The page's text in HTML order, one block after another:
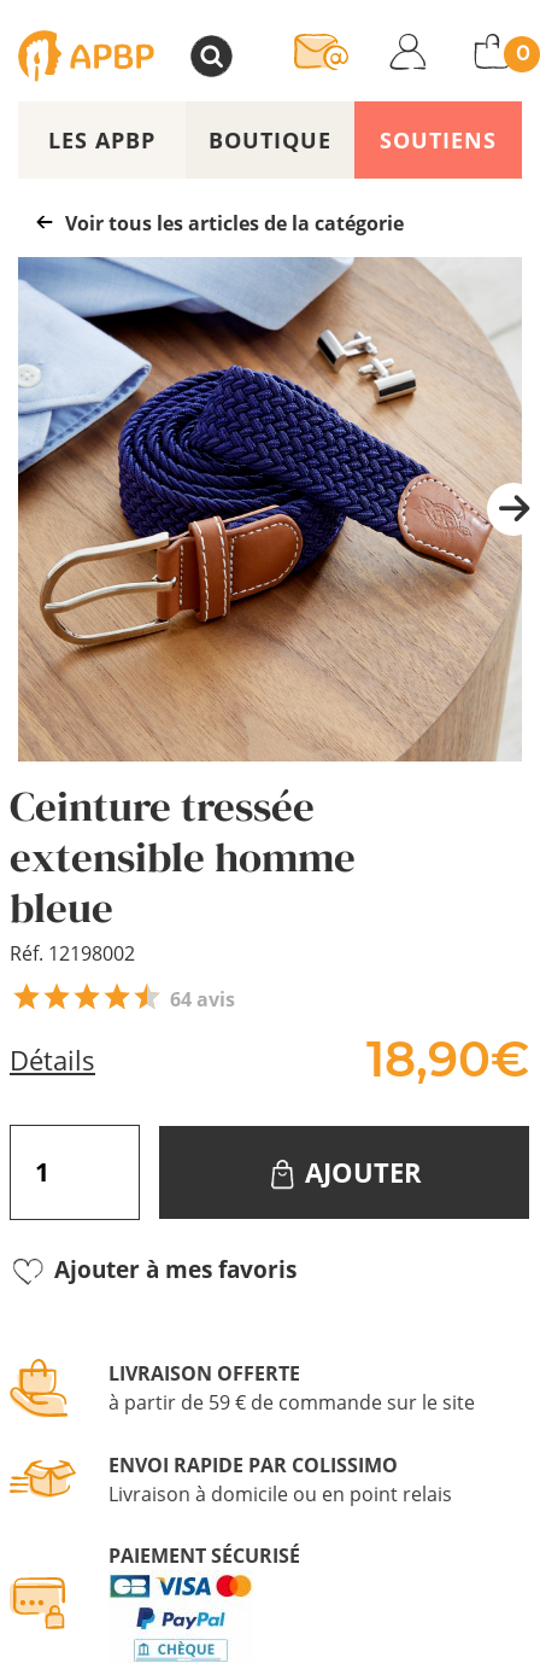
0
LES APBP BOUTIQUE SOUTIENS
Voir tous les articles de la catégorie
Ceinture tressée
extensible homme
bleue
Réf. 12198002
64 avis
Détails 18,90€
AJOUTER
Ajouter à mes favoris
LIVRAISON OFFERTE
à partir de 59 € de commande sur le site
ENVOI RAPIDE PAR COLISSIMO
Livraison à domicile ou en point relais
PAIEMENT SÉCURISÉ